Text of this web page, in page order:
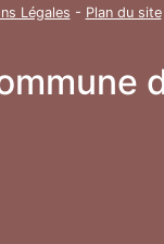
Légales - Plan du site